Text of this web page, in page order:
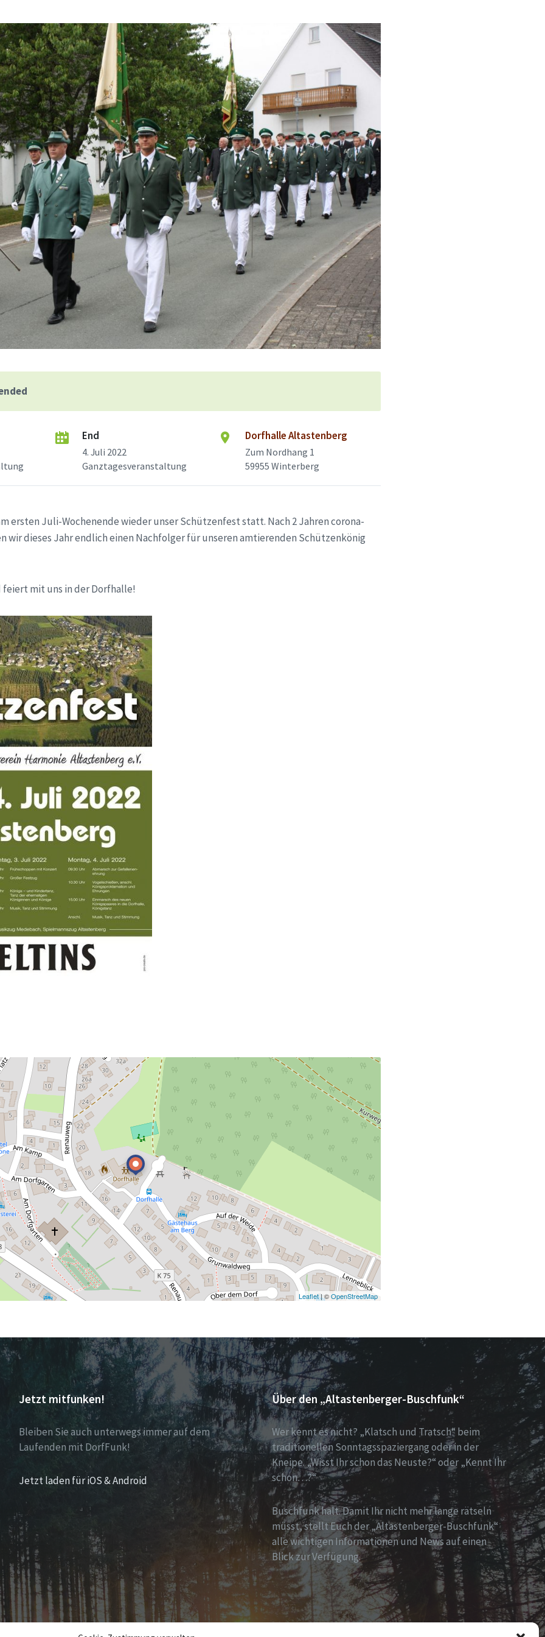
End
4. Juli 2022
Ganztagesveranstaltung
Dorfhalle Altastenberg
Zum Nordhang 1
59955 Winterberg
ersten Juli-Wochenende wieder unser Schützenfest statt. Nach 2 Jahren corona-
wir dieses Jahr endlich einen Nachfolger für unseren amtierenden Schützenkönig
mit uns in der Dorfhalle!
Leaflet| ©OpenStreetMap
Jetzt mitfunken!
Bleiben Sie auch unterwegs immer auf dem
Laufenden mit DorfFunk!
Jetzt laden für iOS & Android
Über den „Altastenberger-Buschfunk“
Wer kennt es nicht? „Klatsch und Tratsch“ beim
traditionellen Sonntagsspaziergang oder in der
Kneipe. „Wisst Ihr schon das Neuste?“ oder „Kennt Ihr
schon…?“
Buschfunk halt. Damit Ihr nicht mehr lange rätseln
müsst, stellt Euch der „Altastenberger-Buschfunk“
alle wichtigen Informationen und News auf einen
Blick zur Verfügung.